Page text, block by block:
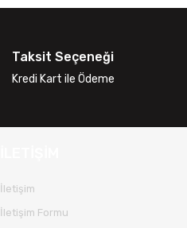
Taksit Seçeneği
Kredi Kart ile Ödeme
İletişim
İletişim Formu